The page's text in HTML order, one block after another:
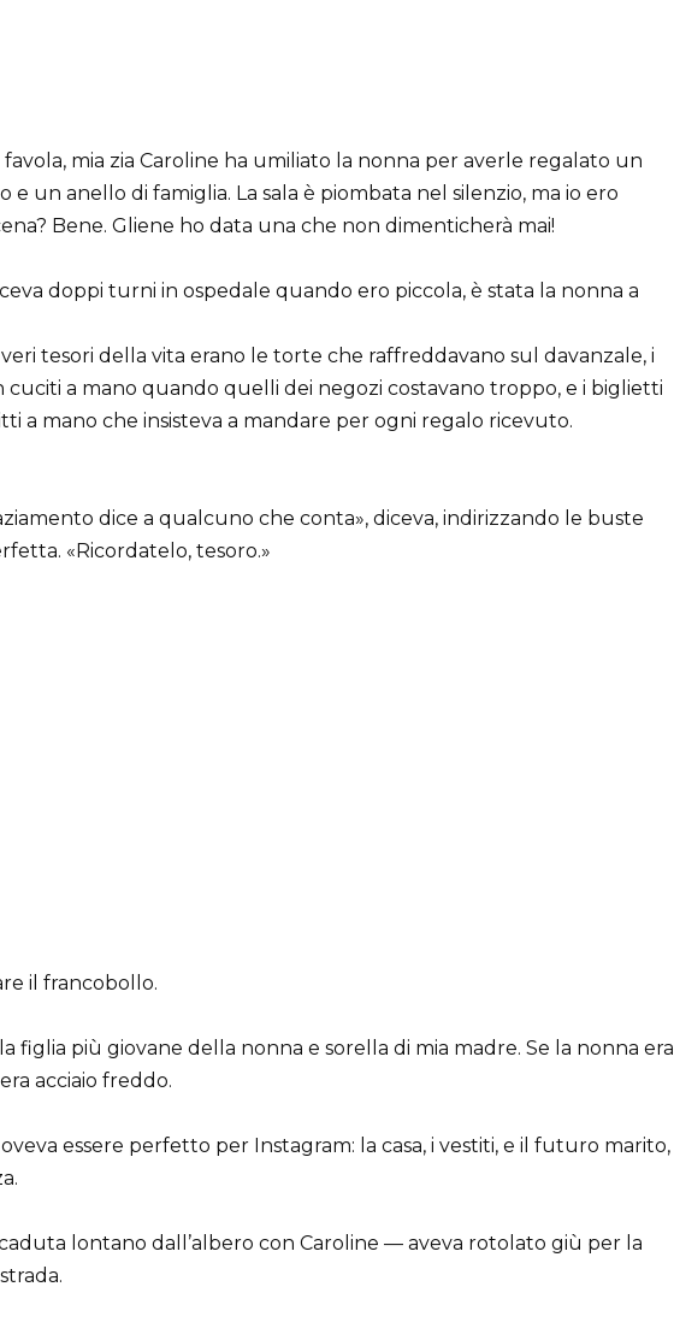
mia zia Caroline ha umiliato la nonna per averle regalato un
un anello di famiglia. La sala è piombata nel silenzio, ma io ero
Bene. Gliene ho data una che non dimenticherà mai!
doppi turni in ospedale quando ero piccola, è stata la nonna a
tesori della vita erano le torte che raffreddavano sul davanzale, i
cuciti a mano quando quelli dei negozi costavano troppo, e i biglietti
a mano che insisteva a mandare per ogni regalo ricevuto.
dice a qualcuno che conta», diceva, indirizzando le buste
«Ricordatelo, tesoro.»
il francobollo.
la figlia più giovane della nonna e sorella di mia madre. Se la nonna era
acciaio freddo.
essere perfetto per Instagram: la casa, i vestiti, e il futuro marito,
lontano dall’albero con Caroline — aveva rotolato giù per la